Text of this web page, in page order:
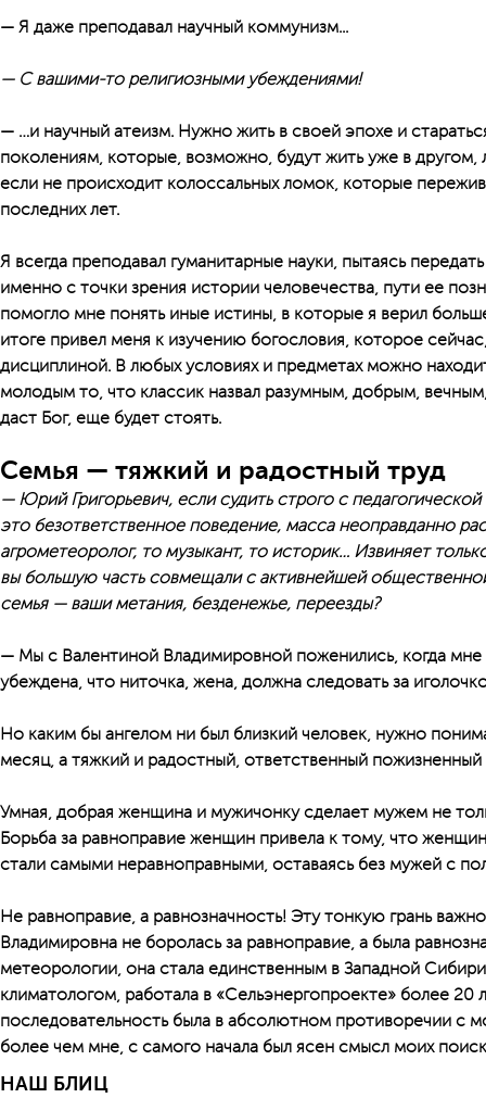
— Я даже преподавал научный коммунизм...
— С вашими-то религиозными убеждениями!
— …и научный атеизм. Нужно жить в своей эпохе и
поколениям, которые, возможно, будут жить уже в другом,
если не происходит колоссальных ломок, которые
последних лет.
Я всегда преподавал гуманитарные науки, пытаясь
именно с точки зрения истории человечества, пути ее
помогло мне понять иные истины, в которые я верил
итоге привел меня к изучению богословия, которое
дисциплиной. В любых условиях и предметах можно
молодым то, что классик назвал разумным, добрым,
даст Бог, еще будет стоять.
Семья — тяжкий и радостный труд
— Юрий Григорьевич, если судить строго с
это безответственное поведение, масса неоправданно
агрометеоролог, то музыкант, то историк… Извиняет
вы большую часть совмещали с активнейшей
семья — ваши метания, безденежье, переезды?
— Мы с Валентиной Владимировной поженились, когда
убеждена, что ниточка, жена, должна следовать за
Но каким бы ангелом ни был близкий человек, нужно
месяц, а тяжкий и радостный, ответственный пожизненный
Умная, добрая женщина и мужичонку сделает мужем не
Борьба за равноправие женщин привела к тому, что
стали самыми неравноправными, оставаясь без мужей с
Не равноправие, а равнозначность! Эту тонкую грань
Владимировна не боролась за равноправие, а была
метеорологии, она стала единственным в Западной
климатологом, работала в «Сель­энергопроекте» более 20
последовательность была в абсолютном противоречии с
более чем мне, с самого начала был ясен смысл моих
НАШ БЛИЦ